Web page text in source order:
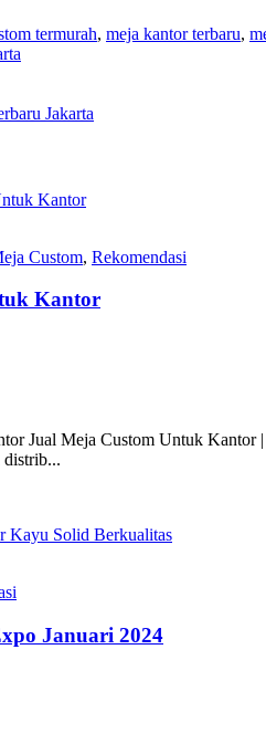
termurah, meja kantor terbaru,
Jakarta
Custom, Rekomendasi
Kantor
Jual Meja Custom Untuk Kantor |
distrib...
Januari 2024